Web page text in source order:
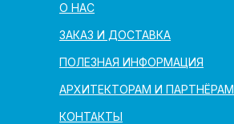
АРХИТЕКТОРАМ И ПАРТНЁРАМ
КОНТАКТЫ
ПОЛЕЗНАЯ ИНФОРМАЦИЯ
ЗАКАЗ И ДОСТАВКА
О НАС